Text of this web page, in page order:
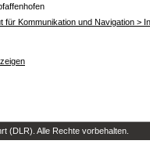
für Kommunikation und Navigation >
(DLR). Alle Rechte vorbehalten.